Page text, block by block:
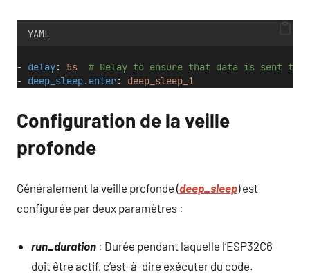
YAML
- delay: 5s
# Delay to ensure that data is sent to
- deep_sleep.enter: deep_sleep_1
Configuration de la veille
profonde
Généralement la veille profonde (deep_sleep) est
configurée par deux paramètres :
run_duration : Durée pendant laquelle l’ESP32C6
doit être actif, c’est-à-dire exécuter du code.